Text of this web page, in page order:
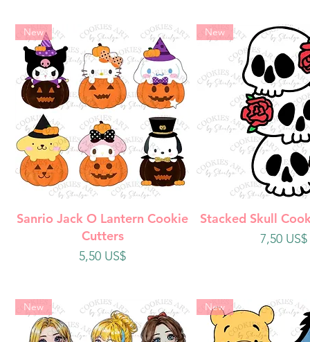
Vista rápida
New
Sanrio Jack O Lantern Cookie
Cutters
Precio
5,50 US$
Vista
New
Stacked Skull
Precio
7,50 US$
New New